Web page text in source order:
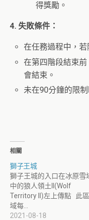
得獎勵。
4. 失敗條件：
在任務過程中，
在第四階段結束
會結束。
未在90分鐘的限
相關
獅子王城
獅子王城的入口在冰原雪
中的狼人領土II(Wolf
Territory II)左上傳點 此區
域每…
2021-08-18